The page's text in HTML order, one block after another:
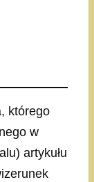
którego
w
artykułu